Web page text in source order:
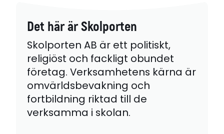
Det här är Skolporten
Skolporten AB är ett politiskt,
religiöst och fackligt obundet
företag. Verksamhetens kärna är
omvärldsbevakning och
fortbildning riktad till de
verksamma i skolan.